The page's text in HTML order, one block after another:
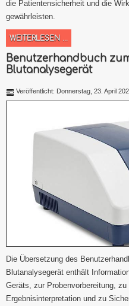
die Patientensicherheit und die
gewährleisten.
WEITERLESEN ...
Benutzerhandbuch
Blutanalysegerät
Veröffentlicht: Donnerstag, 23. April
Die Übersetzung des
Blutanalysegerät enthält
Geräts, zur Probenvorbereitung,
Ergebnisinterpretation und zu